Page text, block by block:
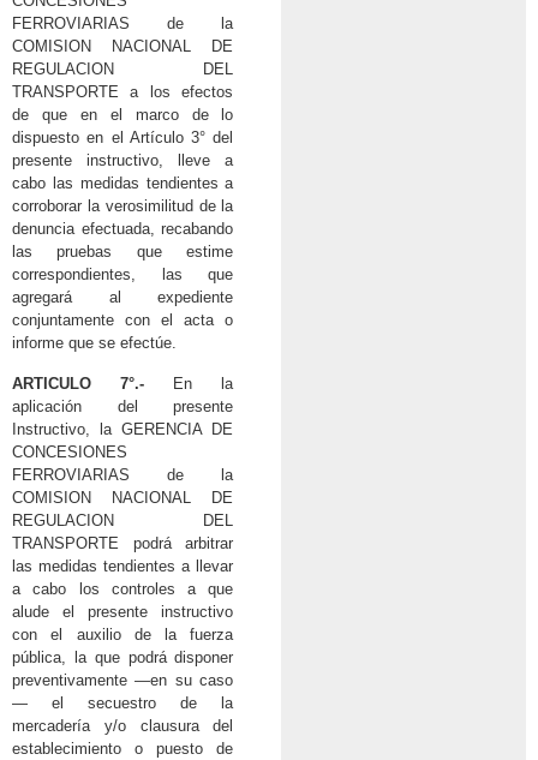
FERROVIARIAS de la
COMISION NACIONAL DE
REGULACION DEL
TRANSPORTE a los efectos
de que en el marco de lo
dispuesto en el Artículo 3° del
presente instructivo, lleve a
cabo las medidas tendientes a
corroborar la verosimilitud de la
denuncia efectuada, recabando
las pruebas que estime
correspondientes, las que
agregará al expediente
conjuntamente con el acta o
informe que se efectúe.
ARTICULO 7°.- En la
aplicación del presente
Instructivo, la GERENCIA DE
CONCESIONES
FERROVIARIAS de la
COMISION NACIONAL DE
REGULACION DEL
TRANSPORTE podrá arbitrar
las medidas tendientes a llevar
a cabo los controles a que
alude el presente instructivo
con el auxilio de la fuerza
pública, la que podrá disponer
preventivamente —en su caso
— el secuestro de la
mercadería y/o clausura del
establecimiento o puesto de